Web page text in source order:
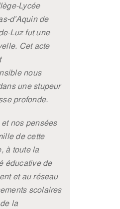
Lycée
d’Aquin de
Luz fut une
Cet acte
nous
une stupeur
profonde.
nos pensées
de cette
à toute la
éducative de
et au réseau
scolaires
la